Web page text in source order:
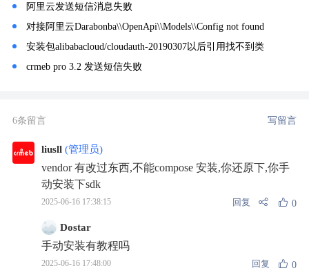
阿里云发送短信消息失败
对接阿里云Darabonba\\OpenApi\\Models\\Config not found
安装包alibabacloud/cloudauth-20190307以后引用找不到类
crmeb pro 3.2 发送短信失败
6条留言 写留言
liusll (管理员)
vendor 有改过东西,不能compose 安装,你还原下,你手
动安装下sdk
2025-06-16 17:38:15 回复 0
Dostar
手动安装有教程吗
2025-06-16 17:48:00 回复 0